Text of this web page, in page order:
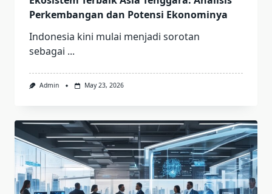
Perkembangan dan Potensi Ekonominya
Indonesia kini mulai menjadi sorotan
sebagai ...
Admin May 23, 2026